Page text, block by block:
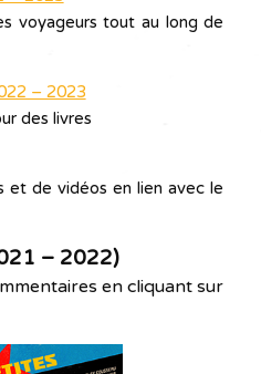
voyageurs tout au long de
– 2023
des livres
et de vidéos en lien avec le
– 2022)
en cliquant sur